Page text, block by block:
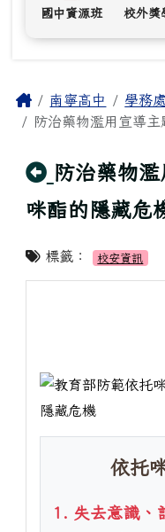
國中資源班 校外獎
主內容區域
Home南寧高中 學務處
防治藥物濫用宣導主
回上頁
防治藥物
咪酯的隱藏危
標籤： 校安資訊
依托
1. 失去意識、